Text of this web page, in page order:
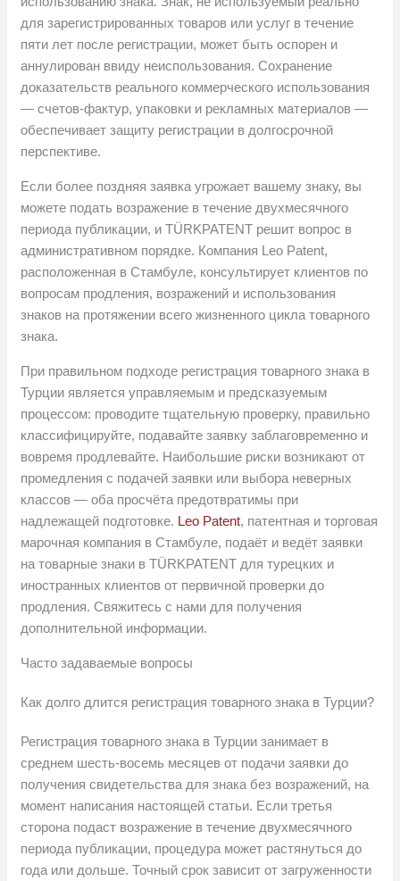
для зарегистрированных товаров или услуг в течение
пяти лет после регистрации, может быть оспорен и
аннулирован ввиду неиспользования. Сохранение
доказательств реального коммерческого использования
— счетов-фактур, упаковки и рекламных материалов —
обеспечивает защиту регистрации в долгосрочной
перспективе.
Если более поздняя заявка угрожает вашему знаку, вы
можете подать возражение в течение двухмесячного
периода публикации, и TÜRKPATENT решит вопрос в
административном порядке. Компания Leo Patent,
расположенная в Стамбуле, консультирует клиентов по
вопросам продления, возражений и использования
знаков на протяжении всего жизненного цикла товарного
знака.
При правильном подходе регистрация товарного знака в
Турции является управляемым и предсказуемым
процессом: проводите тщательную проверку, правильно
классифицируйте, подавайте заявку заблаговременно и
вовремя продлевайте. Наибольшие риски возникают от
промедления с подачей заявки или выбора неверных
классов — оба просчёта предотвратимы при
надлежащей подготовке. Leo Patent, патентная и торговая
марочная компания в Стамбуле, подаёт и ведёт заявки
на товарные знаки в TÜRKPATENT для турецких и
иностранных клиентов от первичной проверки до
продления. Свяжитесь с нами для получения
дополнительной информации.
Часто задаваемые вопросы
Как долго длится регистрация товарного знака в Турции?
Регистрация товарного знака в Турции занимает в
среднем шесть-восемь месяцев от подачи заявки до
получения свидетельства для знака без возражений, на
момент написания настоящей статьи. Если третья
сторона подаст возражение в течение двухмесячного
периода публикации, процедура может растянуться до
года или дольше. Точный срок зависит от загруженности